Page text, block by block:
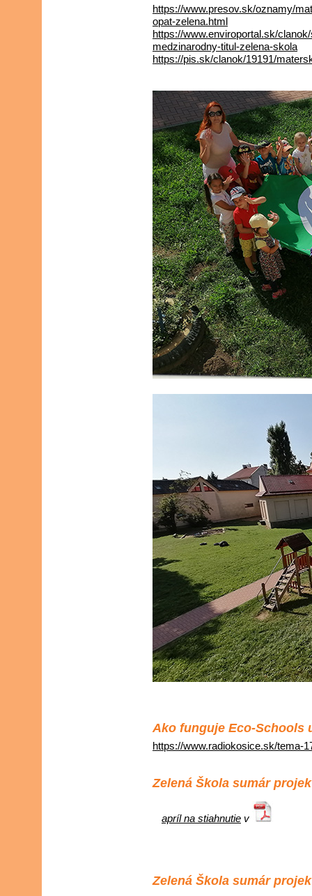
https://www.presov.sk/oznamy/
opat-zelena.html
https://www.enviroportal.sk/
medzinarodny-titul-zelena-skola
https://pis.sk/clanok/19191/
Ako funguje Eco-Schools
https://www.radiokosice.sk/tema-
Zelená Škola sumár
apríl na stiahnutie v
Zelená Škola sumár